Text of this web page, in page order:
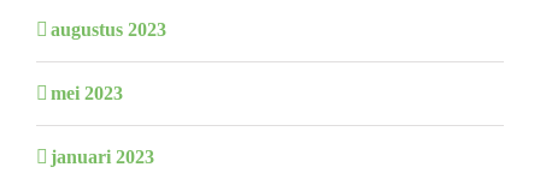
augustus 2023
mei 2023
januari 2023